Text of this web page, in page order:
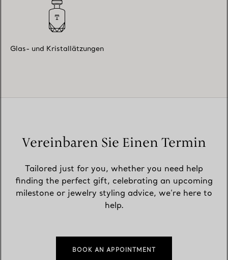
Glas- und Kristallätzungen
Vereinbaren Sie Einen Termin
Tailored just for you, whether you need help
finding the perfect gift, celebrating an upcoming
milestone or jewelry styling advice, we’re here to
help.
BOOK AN APPOINTMENT